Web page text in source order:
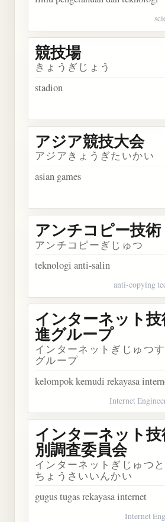
競技場
きょうぎじょう
stadion
アジア競技大会
アジアきょうぎたいかい
asian games
アンチコピー技術
アンチコピーぎじゅつ
teknologi anti-salin
anti-copying
インターネット
進グループ
インターネットぎじゅつ
グループ
kelompok kemudi rekayasa
Internet
インターネット
別調査委員会
インターネットぎじゅつ
ちょうさいいんかい
gugus tugas rekayasa internet
Internet